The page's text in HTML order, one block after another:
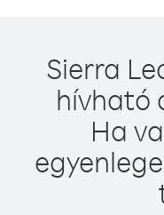
Sierra
hívható
Ha